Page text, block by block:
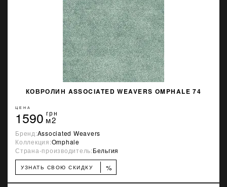
КОВРОЛИН ASSOCIATED WEAVERS OMPHALE 74
ЦЕНА
1590 грн
м2
Бренд:Associated Weavers
Коллекция:Omphale
Страна-производитель:Бельгия
УЗНАТЬ СВОЮ СКИДКУ %